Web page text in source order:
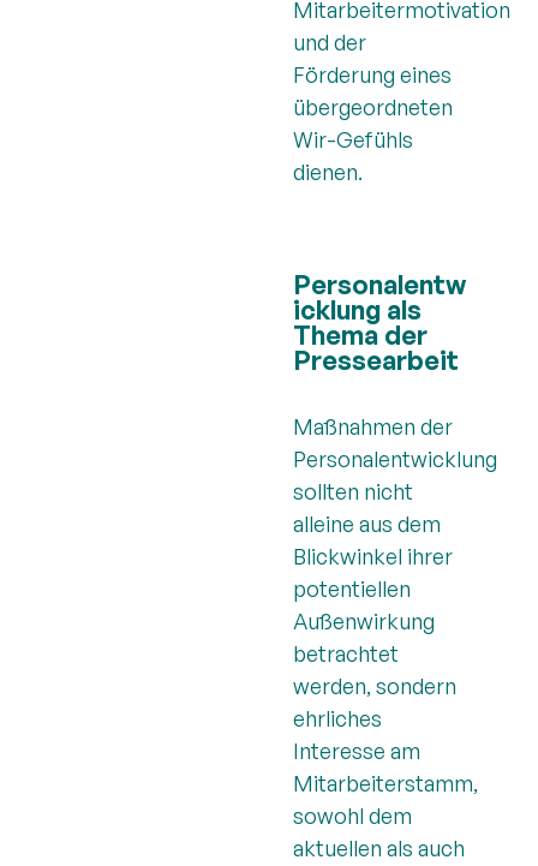
Mitarbeitermotivation
und der
Förderung eines
übergeordneten
Wir-Gefühls
dienen.
Personalentw
icklung als
Thema der
Pressearbeit
Maßnahmen der
Personalentwicklung
sollten nicht
alleine aus dem
Blickwinkel ihrer
potentiellen
Außenwirkung
betrachtet
werden, sondern
ehrliches
Interesse am
Mitarbeiterstamm,
sowohl dem
aktuellen als auch